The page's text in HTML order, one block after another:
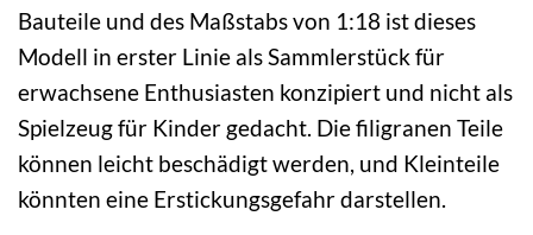
Bauteile und des Maßstabs von 1:18 ist dieses
Modell in erster Linie als Sammlerstück für
erwachsene Enthusiasten konzipiert und nicht als
Spielzeug für Kinder gedacht. Die filigranen Teile
können leicht beschädigt werden, und Kleinteile
könnten eine Erstickungsgefahr darstellen.